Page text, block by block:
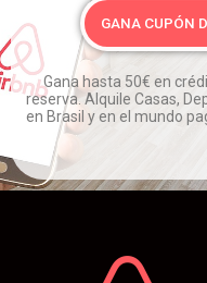
GANA CUPÓN
Gana hasta 50€ en
reserva. Alquile Casas,
en Brasil y en el mundo